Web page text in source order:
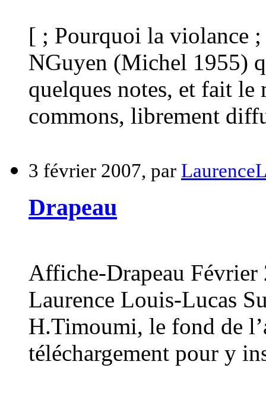
[ ; Pourquoi la violance
NGuyen (Michel 1955)
quelques notes, et fait
commons, librement
3 février 2007, par
Drapeau
Affiche-Drapeau Février
Laurence Louis-Lucas
H.Timoumi, le fond de
téléchargement pour y